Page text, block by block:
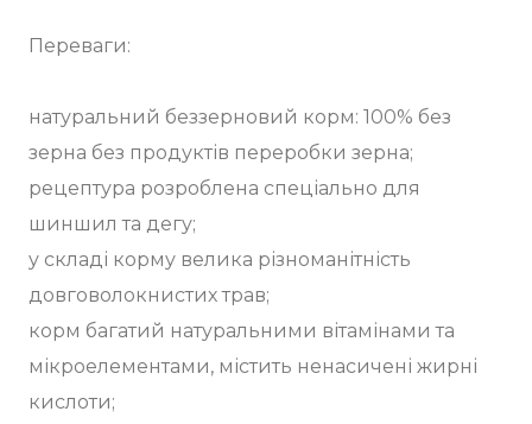
Переваги:
натуральний беззерновий корм: 100% без
зерна без продуктів переробки зерна;
рецептура розроблена спеціально для
шиншил та дегу;
у складі корму велика різноманітність
довговолокнистих трав;
корм багатий натуральними вітамінами та
мікроелементами, містить ненасичені жирні
кислоти;